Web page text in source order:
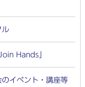
ル
Hands」
イベント・講座等